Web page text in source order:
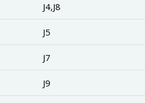
J4,J8
J5
J7
J9